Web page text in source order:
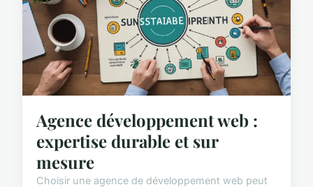
Agence développement web :
expertise durable et sur
mesure
Choisir une agence de développement web peut